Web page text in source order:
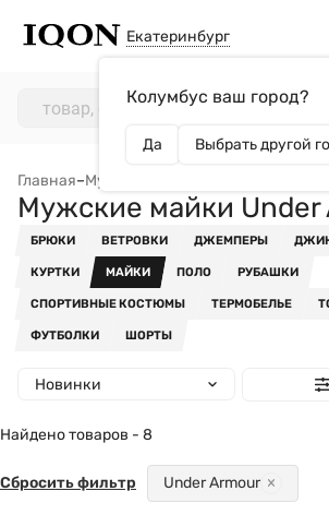
Екатеринбург
Колумбус ваш город?
Да Выбрать другой
Главная–Мужчинам
Мужские майки Under
БРЮКИ ВЕТРОВКИ ДЖЕМПЕРЫ
КУРТКИ МАЙКИ ПОЛО РУБАШКИ
СПОРТИВНЫЕ КОСТЮМЫ ТЕРМОБЕЛЬЕ
ФУТБОЛКИ ШОРТЫ
Новинки
Найдено товаров - 8
Under Armour
Сбросить фильтр